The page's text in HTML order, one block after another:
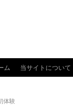
ム 当サイトについて
体験